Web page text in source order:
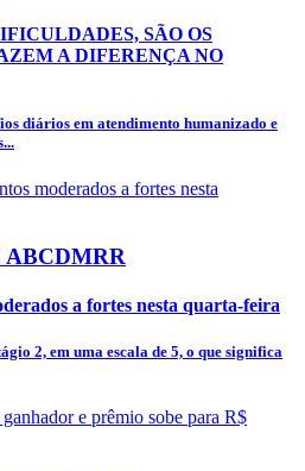
SÃO OS
A DIFERENÇA NO
diários em atendimento humanizado e
a fortes nesta quarta-feira
2, em uma escala de 5, o que significa